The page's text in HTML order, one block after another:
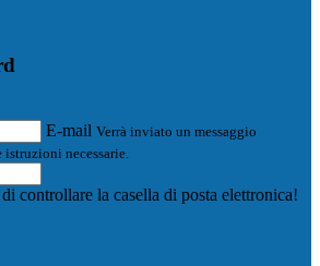
E-mail Verrà inviato un messaggio
necessarie.
controllare la casella di posta elettronica!